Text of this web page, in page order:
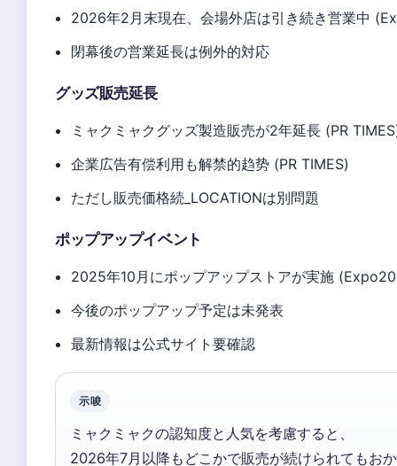
2026年2月末現在、会場外店は引き続き営業中
閉幕後の営業延長は例外的対応
グッズ販売延長
ミャクミャクグッズ製造販売が2年延長 (PR
企業広告有偿利用も解禁的趋势 (PR TIMES)
ただし販売価格続_LOCATIONは別問題
ポップアップイベント
2025年10月にポップアップストアが実施
今後のポップアップ予定は未発表
最新情報は公式サイト要確認
示唆
ミャクミャクの認知度と人気を考慮すると、
2026年7月以降もどこかで販売が続けられてもお